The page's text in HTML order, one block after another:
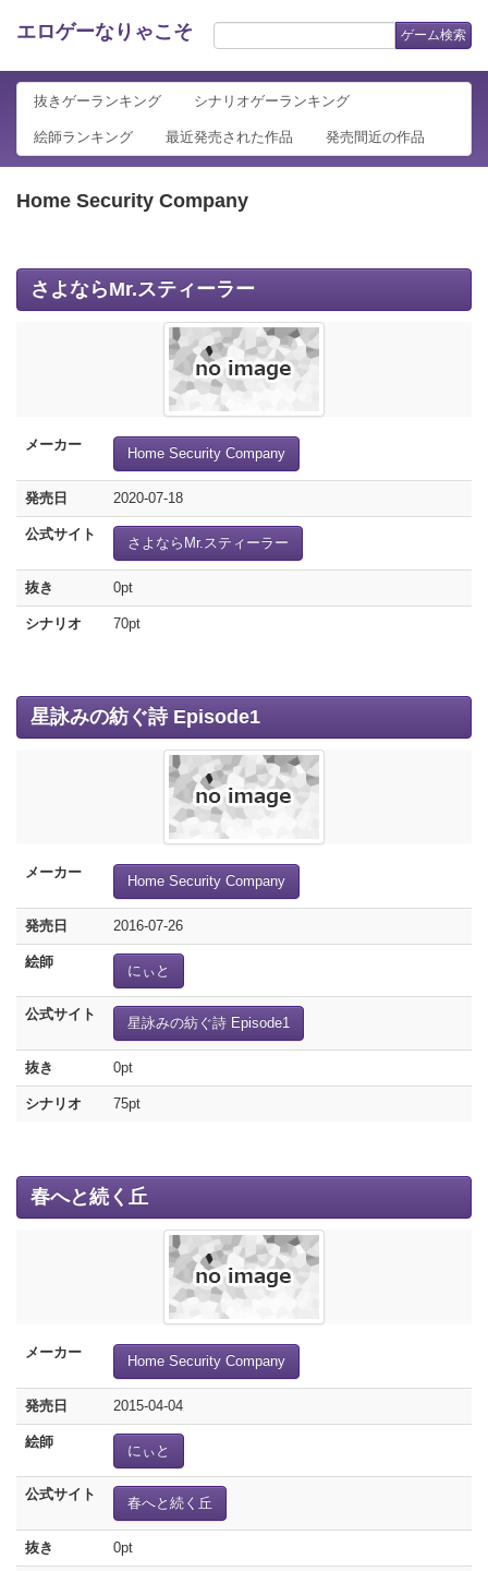
エロゲーなりゃこそ ゲーム検索
抜きゲーランキング シナリオゲーランキング
絵師ランキング 最近発売された作品 発売間近の作品
Home Security Company
さよならMr.スティーラー
メーカー
Home Security Company
発売日 2020-07-18
公式サイト
さよならMr.スティーラー
抜き 0pt
シナリオ 70pt
星詠みの紡ぐ詩 Episode1
メーカー
Home Security Company
発売日 2016-07-26
絵師
にぃと
公式サイト
星詠みの紡ぐ詩 Episode1
抜き 0pt
シナリオ 75pt
春へと続く丘
メーカー
Home Security Company
発売日 2015-04-04
絵師
にぃと
公式サイト
春へと続く丘
抜き 0pt